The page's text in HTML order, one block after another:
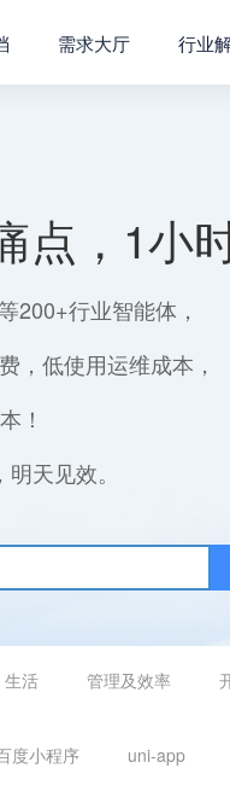
需求大厅 行业
点，1小
200+行业智能体，
，低使用运维成本，
！
天见效。
生活 管理及效率
度小程序 uni-app